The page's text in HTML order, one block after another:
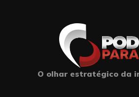
O olhar estratégico da